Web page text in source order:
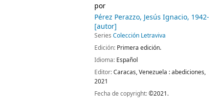
por
Pérez Perazzo, Jesús Ignacio, 1942-
[autor]
Series Colección Letraviva
Edición: Primera edición.
Idioma: Español
Editor:Caracas, Venezuela :abediciones,
2021
Fecha de copyright:©2021.